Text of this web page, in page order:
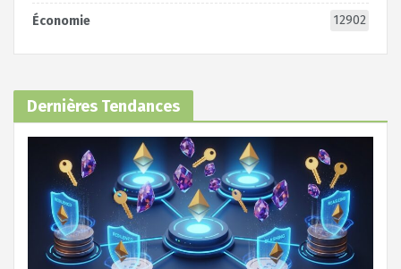
Économie 12902
Dernières Tendances